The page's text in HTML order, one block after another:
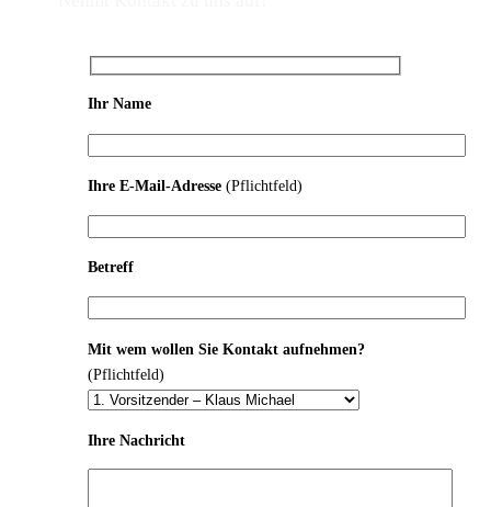
Ihr Name
Ihre E-Mail-Adresse(Pflichtfeld)
Betreff
Mit wem wollen Sie Kontakt aufnehmen?
(Pflichtfeld)
Ihre Nachricht